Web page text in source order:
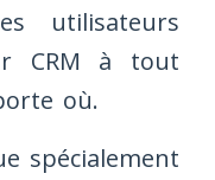
utilisateurs
CRM à tout
où.
spécialement